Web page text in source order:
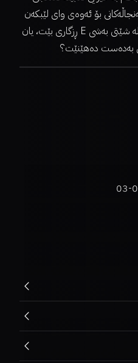
بۆ ئەوەی وای لێبکەن
بڕوات، ئایا جەی جەی دەتوانێت لە شێتی بەشی E ڕزگاری بێت، یان
بەدەست دەهێنێت؟